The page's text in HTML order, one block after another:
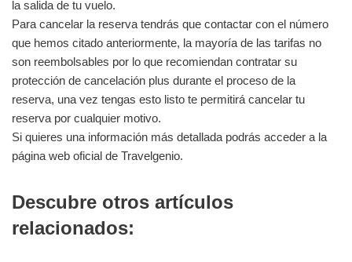
la salida de tu vuelo.
Para cancelar la reserva tendrás que contactar con el número
que hemos citado anteriormente, la mayoría de las tarifas no
son reembolsables por lo que recomiendan contratar su
protección de cancelación plus durante el proceso de la
reserva, una vez tengas esto listo te permitirá cancelar tu
reserva por cualquier motivo.
Si quieres una información más detallada podrás acceder a la
página web oficial de Travelgenio.
Descubre otros artículos
relacionados: